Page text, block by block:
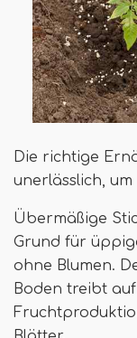
Die richtige
unerlässlich,
Übermäßige
Grund für
ohne Blumen.
Boden treibt